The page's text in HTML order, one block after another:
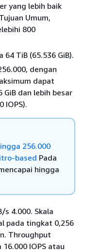
yang lebih baik
Umum,
800
TiB (65.536 GiB).
dengan
dapat
GiB dan lebih besar
IOPS).
256.000
based Pada
hingga
4.000. Skala
pada tingkat 0,256
Throughput
IOPS atau